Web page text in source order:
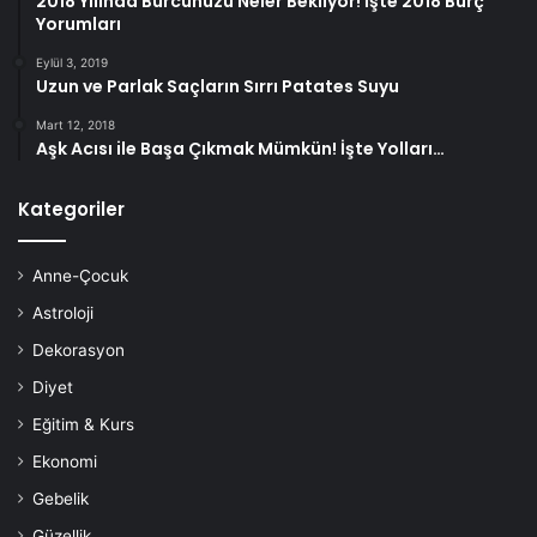
gelişmesi için elverişli bir atmosfer oluşturur; bu da
kullanımı ayrıca tehlikeli sonuçlara yol açan ağız kanserine
Doğal İlaçlar
Ağzı sağlıklı tutmaya yardımcı olmak için çok sayıda doğal
Yorumları
Eylül 3, 2019
Uzun ve Parlak Saçların Sırrı Patates Suyu
Mart 12, 2018
Aşk Acısı ile Başa Çıkmak Mümkün! İşte Yolları…
Kategoriler
Anne-Çocuk
Astroloji
Dekorasyon
Diyet
Eğitim & Kurs
Ekonomi
Gebelik